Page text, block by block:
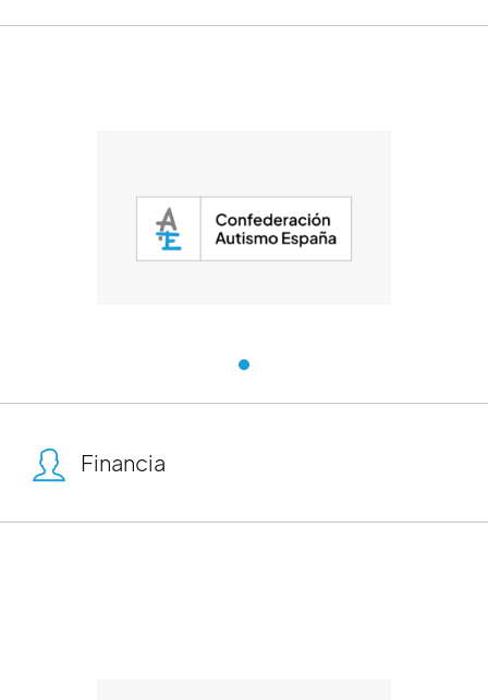
Financia